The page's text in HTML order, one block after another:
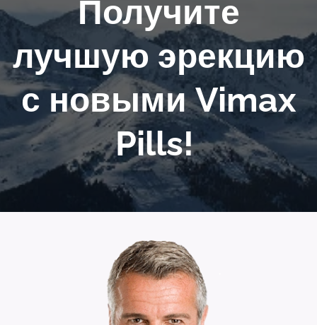
Получите
лучшую эрекцию
с новыми Vimax
Pills!